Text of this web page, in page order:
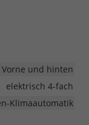
und hinten
elektrisch 4-fach
Klimaautomatik